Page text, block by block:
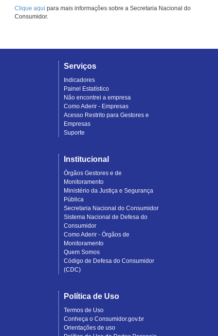
Clique aqui para mais informações sobre a Secretaria Nacional do
Consumidor.
Serviços
Indicadores
Painel Estatístico
Não encontrei a empresa
Como Aderir - Empresas
Acesso Restrito para Gestores e
Empresas
Suporte
Institucional
Órgãos Gestores e de
Monitoramento
Ministério da Justiça e Segurança
Pública
Secretaria Nacional do Consumidor
Sistema Nacional de Defesa do
Consumidor
Como Aderir - Órgãos de
Monitoramento
Quem Somos
Código de Defesa do Consumidor
(CDC)
Política de Uso
Termos de Uso
Conheça o Consumidor.gov.br
Orientações de uso